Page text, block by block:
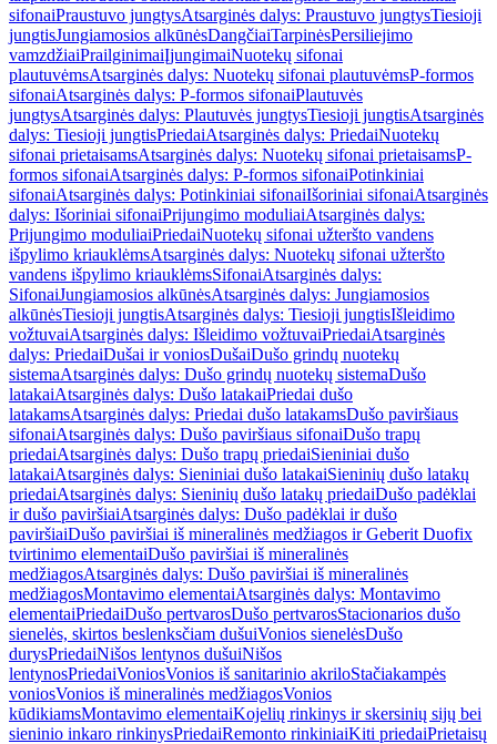
sifonaiPraustuvo jungtysAtsarginės dalys: Praustuvo jungtysTiesioji
jungtisJungiamosios alkūnėsDangčiaiTarpinėsPersiliejimo
vamzdžiaiPrailginimaiĮjungimaiNuotekų sifonai
plautuvėmsAtsarginės dalys: Nuotekų sifonai plautuvėmsP-formos
sifonaiAtsarginės dalys: P-formos sifonaiPlautuvės
jungtysAtsarginės dalys: Plautuvės jungtysTiesioji jungtisAtsarginės
dalys: Tiesioji jungtisPriedaiAtsarginės dalys: PriedaiNuotekų
sifonai prietaisamsAtsarginės dalys: Nuotekų sifonai prietaisamsP-
formos sifonaiAtsarginės dalys: P-formos sifonaiPotinkiniai
sifonaiAtsarginės dalys: Potinkiniai sifonaiIšoriniai sifonaiAtsarginės
dalys: Išoriniai sifonaiPrijungimo moduliaiAtsarginės dalys:
Prijungimo moduliaiPriedaiNuotekų sifonai užteršto vandens
išpylimo kriauklėmsAtsarginės dalys: Nuotekų sifonai užteršto
vandens išpylimo kriauklėmsSifonaiAtsarginės dalys:
SifonaiJungiamosios alkūnėsAtsarginės dalys: Jungiamosios
alkūnėsTiesioji jungtisAtsarginės dalys: Tiesioji jungtisIšleidimo
vožtuvaiAtsarginės dalys: Išleidimo vožtuvaiPriedaiAtsarginės
dalys: PriedaiDušai ir voniosDušaiDušo grindų nuotekų
sistemaAtsarginės dalys: Dušo grindų nuotekų sistemaDušo
latakaiAtsarginės dalys: Dušo latakaiPriedai dušo
latakamsAtsarginės dalys: Priedai dušo latakamsDušo paviršiaus
sifonaiAtsarginės dalys: Dušo paviršiaus sifonaiDušo trapų
priedaiAtsarginės dalys: Dušo trapų priedaiSieniniai dušo
latakaiAtsarginės dalys: Sieniniai dušo latakaiSieninių dušo latakų
priedaiAtsarginės dalys: Sieninių dušo latakų priedaiDušo padėklai
ir dušo paviršiaiAtsarginės dalys: Dušo padėklai ir dušo
paviršiaiDušo paviršiai iš mineralinės medžiagos ir Geberit Duofix
tvirtinimo elementaiDušo paviršiai iš mineralinės
medžiagosAtsarginės dalys: Dušo paviršiai iš mineralinės
medžiagosMontavimo elementaiAtsarginės dalys: Montavimo
elementaiPriedaiDušo pertvarosDušo pertvarosStacionarios dušo
sienelės, skirtos beslenksčiam dušuiVonios sienelėsDušo
durysPriedaiNišos lentynos dušuiNišos
lentynosPriedaiVoniosVonios iš sanitarinio akriloStačiakampės
voniosVonios iš mineralinės medžiagosVonios
kūdikiamsMontavimo elementaiKojelių rinkinys ir skersinių sijų bei
sieninio inkaro rinkinysPriedaiRemonto rinkiniaiKiti priedaiPrietaisų